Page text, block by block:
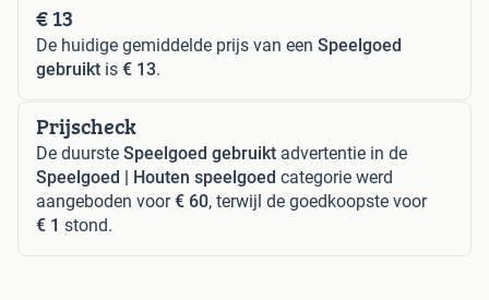
€ 13
De huidige gemiddelde prijs van een Speelgoed
gebruikt is € 13.
Prijscheck
De duurste Speelgoed gebruikt advertentie in de
Speelgoed | Houten speelgoed categorie werd
aangeboden voor€ 60, terwijl de goedkoopste voor
€ 1 stond.